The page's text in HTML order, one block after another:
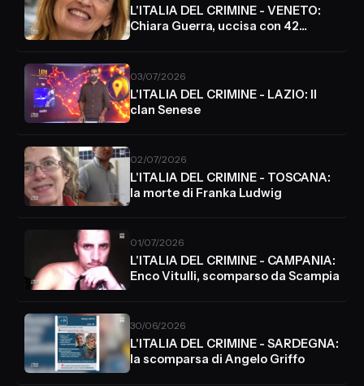
L'ITALIA DEL CRIMINE - VENETO:
Chiara Guerra, uccisa con 42
03/07/2026
L'ITALIA DEL CRIMINE - LAZIO: Il
clan Senese
02/07/2026
L'ITALIA DEL CRIMINE - TOSCANA:
la morte di Franka Ludwig
01/07/2026
L'ITALIA DEL CRIMINE - CAMPANIA:
Enco Vitulli, scomparso da Scampia
30/06/2026
L'ITALIA DEL CRIMINE - SARDEGNA:
la scomparsa di Angelo Griffo